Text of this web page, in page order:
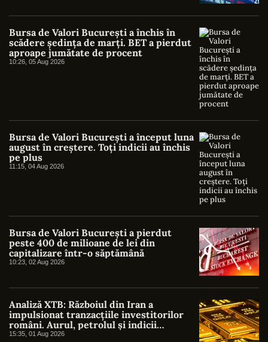
Bursa de Valori București a închis în
scădere ședința de marți. BET a pierdut
aproape jumătate de procent
10:26, 05 Aug 2026
Bursa de Valori București a început luna
august în creștere. Toți indicii au închis
pe plus
11:15, 04 Aug 2026
Bursa de Valori București a pierdut
peste 400 de milioane de lei din
capitalizare într-o săptămână
10:23, 02 Aug 2026
Analiză XTB: Războiul din Iran a
impulsionat tranzacțiile investitorilor
români. Aurul, petrolul și indicii
americani au atras cel mai mare interes
15:35, 01 Aug 2026